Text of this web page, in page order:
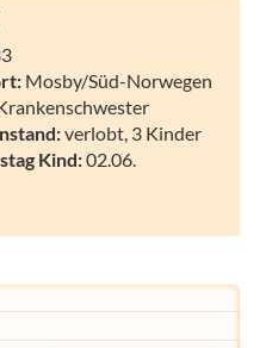
Mosby/Süd-Norwegen
verlobt, 3 Kinder
Kind:02.06.